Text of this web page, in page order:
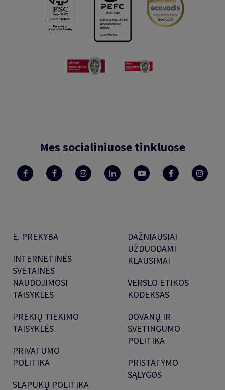
Mes socialiniuose tinkluose
E. PREKYBA
INTERNETINĖS
SVETAINĖS
NAUDOJIMOSI
TAISYKLĖS
PREKIŲ TIEKIMO
TAISYKLĖS
PRIVATUMO
POLITIKA
SLAPUKŲ POLITIKA
DAŽNIAUSIAI
UŽDUODAMI
KLAUSIMAI
VERSLO ETIKOS
KODEKSAS
DOVANŲ IR
SVETINGUMO
POLITIKA
PRISTATYMO
SĄLYGOS